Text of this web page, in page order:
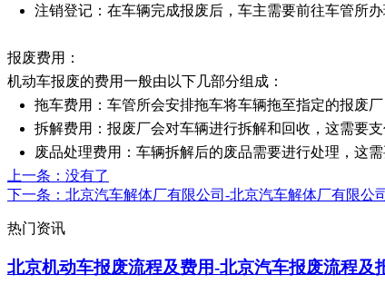
注销登记：在车辆完成报废后，车主需要前往车管所
报废费用：
机动车报废的费用一般由以下几部分组成：
拖车费用：车管所会安排拖车将车辆拖至指定的报废
拆解费用：报废厂会对车辆进行拆解和回收，这需要支
废品处理费用：车辆拆解后的废品需要进行处理，这
上一条 ：没有了
下一条 ：北京汽车解体厂有限公司-北京汽车解体厂有限公
热门资讯
北京机动车报废流程及费用-北京汽车报废流程及